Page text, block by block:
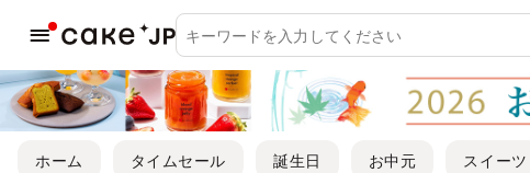
ホーム タイムセール 誕生日 お中元 スイーツ